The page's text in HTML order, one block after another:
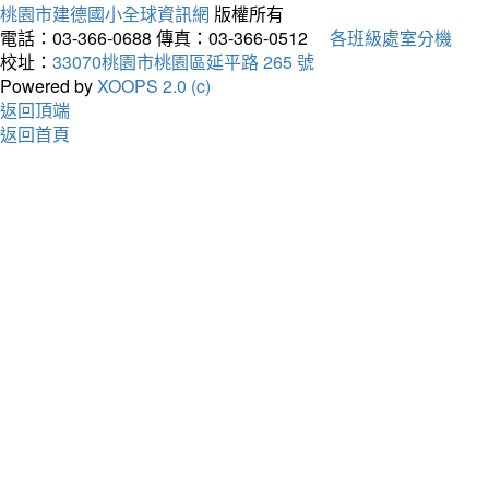
桃園市建德國小全球資訊網 版權所有
電話：03-366-0688 傳真：03-366-0512
各班級處室分機
校址： 33070桃園市桃園區延平路 265 號
Powered byXOOPS 2.0 (c)
返回頂端
返回首頁